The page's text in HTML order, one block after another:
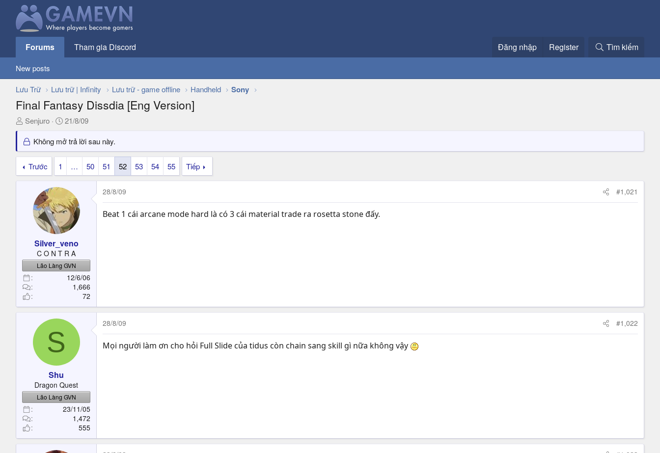
Forums Tham gia Discord Đăng nhập Register Tìm kiếm
New posts
Lưu Trữ Lưu trữ | Infinity Lưu trữ - game offline Handheld Sony
Final Fantasy Dissdia [Eng Version]
T
r
e
Senjuro
N
à
y
21/8/09
Không mở trả lời sau này.
Trước 1 … 50 51 52 53 54 55 Tiếp
Silver_veno
C O N T R A
Lão Làng GVN
12/6/06
1,666
72
28/8/09 #1,021
Beat 1 cái arcane mode hard là có 3 cái material trade ra rosetta stone đấy.
S
Shu
Dragon Quest
Lão Làng GVN
23/11/05
1,472
555
28/8/09 #1,022
Mọi người làm ơn cho hỏi Full Slide của tidus còn chain sang skill gì nữa không vậy